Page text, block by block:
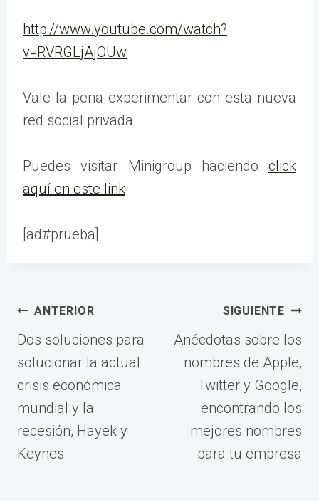
http://www.youtube.com/watch?
v=RVRGLjAjOUw
Vale la pena experimentar con esta nueva
red social privada.
Puedes visitar Minigroup haciendo click
aquí en este link
[ad#prueba]
Navegación
de
entradas
ANTERIOR
Dos soluciones para
solucionar la actual
crisis económica
mundial y la
recesión, Hayek y
Keynes
SIGUIENTE
Anécdotas sobre los
nombres de Apple,
Twitter y Google,
encontrando los
mejores nombres
para tu empresa